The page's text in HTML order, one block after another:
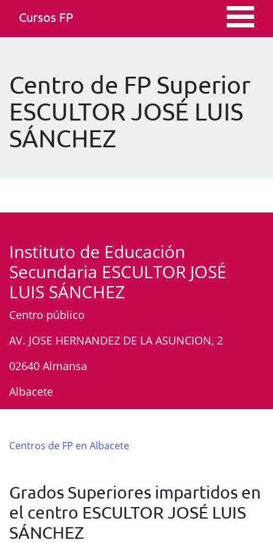
Cursos FP
Centro de FP Superior
ESCULTOR JOSÉ LUIS
SÁNCHEZ
Instituto de Educación
Secundaria ESCULTOR JOSÉ
LUIS SÁNCHEZ
Centro público
AV. JOSE HERNANDEZ DE LA ASUNCION, 2
02640 Almansa
Albacete
Centros de FP en Albacete
Grados Superiores impartidos en
el centro ESCULTOR JOSÉ LUIS
SÁNCHEZ